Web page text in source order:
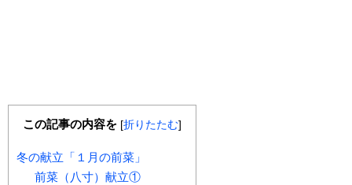
この記事の内容を [折りたたむ]
冬の献立「１月の前菜」
前菜（八寸）献立①